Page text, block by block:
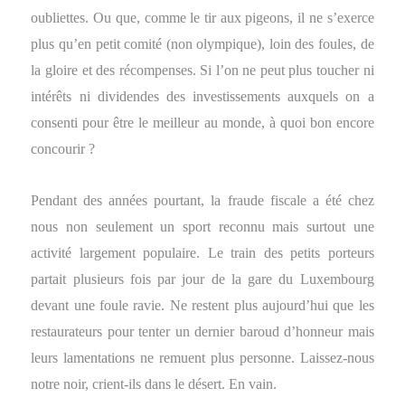
oubliettes. Ou que, comme le tir aux pigeons, il ne s’exerce
plus qu’en petit comité (non olympique), loin des foules, de
la gloire et des récompenses. Si l’on ne peut plus toucher ni
intérêts ni dividendes des investissements auxquels on a
consenti pour être le meilleur au monde, à quoi bon encore
concourir ?
Pendant des années pourtant, la fraude fiscale a été chez
nous non seulement un sport reconnu mais surtout une
activité largement populaire. Le train des petits porteurs
partait plusieurs fois par jour de la gare du Luxembourg
devant une foule ravie. Ne restent plus aujourd’hui que les
restaurateurs pour tenter un dernier baroud d’honneur mais
leurs lamentations ne remuent plus personne. Laissez-nous
notre noir, crient-ils dans le désert. En vain.